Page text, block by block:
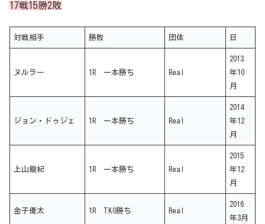
17戦15勝2敗
対戦相手 勝敗 団体 日
ヌルラー 1R 一本勝ち Real
2013
年10
月
ジョン・ドゥジェ 1R 一本勝ち Real
2014
年12
月
上山龍紀 1R 一本勝ち Real
2015
年12
月
金子優太 1R TKO勝ち Real
2016
年3月